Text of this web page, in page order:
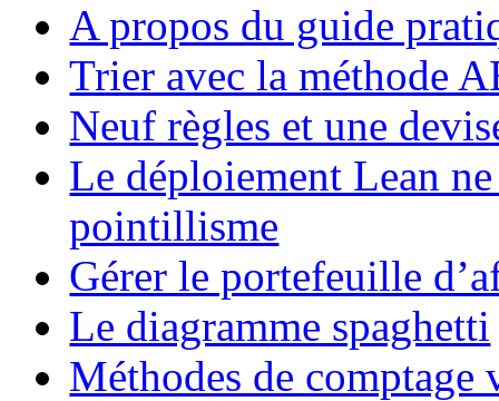
A propos du guide
Trier avec la méthode
Neuf règles et une
Le déploiement Lean
pointillisme
Gérer le portefeuille
Le diagramme spaghetti
Méthodes de comptage